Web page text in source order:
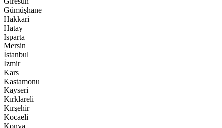
Gümüşhane
Hakkari
Hatay
Isparta
Mersin
İstanbul
İzmir
Kars
Kastamonu
Kayseri
Kırklareli
Kırşehir
Kocaeli
Konya